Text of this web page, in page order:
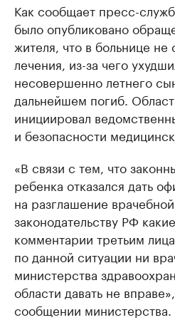
Как сообщает пресс-
было опубликовано
жителя, что в больнице не
лечения, из-за чего
несовершенно летнего
дальнейшем погиб.
инициировал
и безопасности
«В связи с тем, что
ребенка отказался дать
на разглашение
законодательству РФ
комментарии третьим
по данной ситуации ни
министерства
области давать не
сообщении министерства.